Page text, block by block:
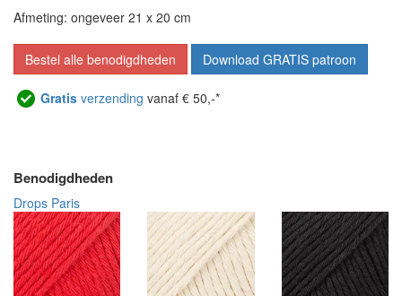
Afmeting: ongeveer 21 x 20 cm
Bestel alle benodigdheden Download GRATIS patroon
Gratis verzending vanaf € 50,-*
Benodigdheden
Drops Paris